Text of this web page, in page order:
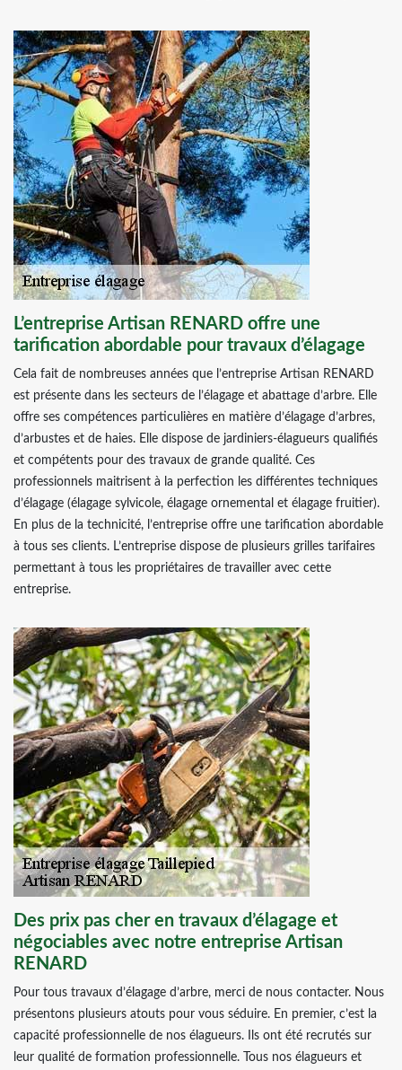
L’entreprise Artisan RENARD offre une
tarification abordable pour travaux d’élagage
Cela fait de nombreuses années que l’entreprise Artisan RENARD
est présente dans les secteurs de l’élagage et abattage d’arbre. Elle
offre ses compétences particulières en matière d’élagage d’arbres,
d’arbustes et de haies. Elle dispose de jardiniers-élagueurs qualifiés
et compétents pour des travaux de grande qualité. Ces
professionnels maitrisent à la perfection les différentes techniques
d’élagage (élagage sylvicole, élagage ornemental et élagage fruitier).
En plus de la technicité, l’entreprise offre une tarification abordable
à tous ses clients. L’entreprise dispose de plusieurs grilles tarifaires
permettant à tous les propriétaires de travailler avec cette
entreprise.
Des prix pas cher en travaux d’élagage et
négociables avec notre entreprise Artisan
RENARD
Pour tous travaux d’élagage d’arbre, merci de nous contacter. Nous
présentons plusieurs atouts pour vous séduire. En premier, c’est la
capacité professionnelle de nos élagueurs. Ils ont été recrutés sur
leur qualité de formation professionnelle. Tous nos élagueurs et